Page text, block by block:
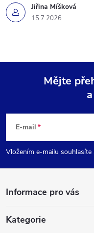
Jiřina Míšková
15.7.2026
p
a
Mějte
E-mail
Vložením e-mailu souhlasíte
Informace pro vás
Kategorie